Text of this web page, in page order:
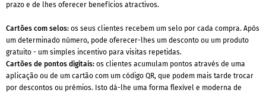
prazo e de lhes oferecer benefícios atractivos.
Cartões com selos: os seus clientes recebem um selo por cada compra. Após
um determinado número, pode oferecer-lhes um desconto ou um produto
gratuito - um simples incentivo para visitas repetidas.
Cartões de pontos digitais: os clientes acumulam pontos através de uma
aplicação ou de um cartão com um código QR, que podem mais tarde trocar
por descontos ou prémios. Isto dá-lhe uma forma flexível e moderna de